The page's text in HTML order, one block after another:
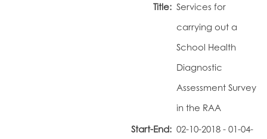
Title: Services for
carrying out a
School Health
Diagnostic
Assessment Survey
in the RAA
Start-End: 02-10-2018 - 01-04-